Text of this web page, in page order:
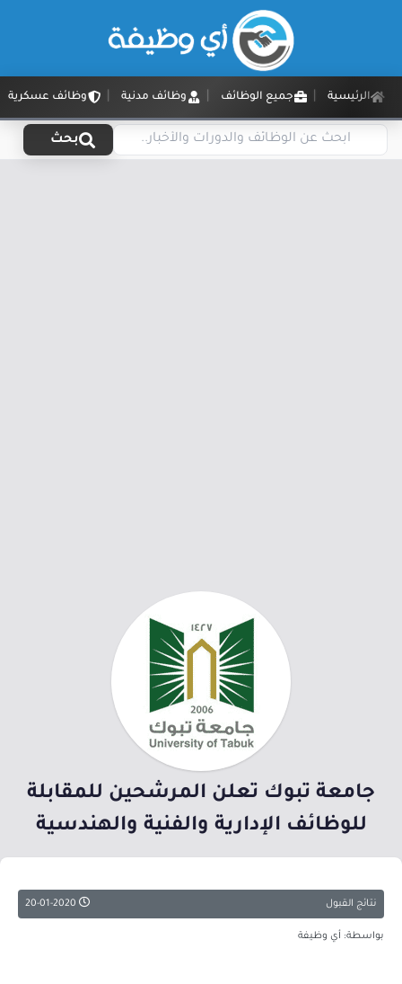
الرئيسية جميع الوظائف وظائف مدنية وظائف عسكرية
بحث
جامعة تبوك تعلن المرشحين للمقابلة
للوظائف الإدارية والفنية والهندسية
نتائج القبول
بواسطة: أي وظيفة